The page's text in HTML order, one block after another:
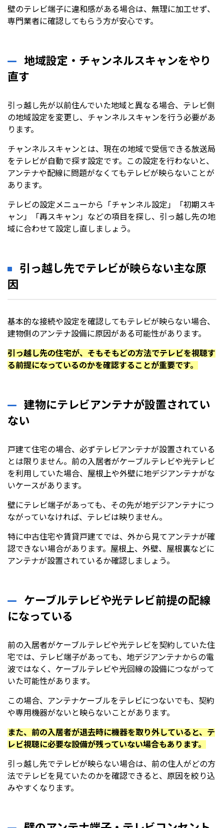
壁のテレビ端子に違和感がある場合は、無理に加工せず、
専門業者に確認してもらう方が安心です。
地域設定・チャンネルスキャンをやり
直す
引っ越し先が以前住んでいた地域と異なる場合、テレビ側
の地域設定を変更し、チャンネルスキャンを行う必要があ
ります。
チャンネルスキャンとは、現在の地域で受信できる放送局
をテレビが自動で探す設定です。この設定を行わないと、
アンテナや配線に問題がなくてもテレビが映らないことが
あります。
テレビの設定メニューから「チャンネル設定」「初期スキ
ャン」「再スキャン」などの項目を探し、引っ越し先の地
域に合わせて設定し直しましょう。
引っ越し先でテレビが映らない主な原
因
基本的な接続や設定を確認してもテレビが映らない場合、
建物側のアンテナ設備に原因がある可能性があります。
引っ越し先の住宅が、そもそもどの方法でテレビを視聴す
る前提になっているのかを確認することが重要です。
建物にテレビアンテナが設置されてい
ない
戸建て住宅の場合、必ずテレビアンテナが設置されている
とは限りません。前の入居者がケーブルテレビや光テレビ
を利用していた場合、屋根上や外壁に地デジアンテナがな
いケースがあります。
壁にテレビ端子があっても、その先が地デジアンテナにつ
ながっていなければ、テレビは映りません。
特に中古住宅や賃貸戸建てでは、外から見てアンテナが確
認できない場合があります。屋根上、外壁、屋根裏などに
アンテナが設置されているか確認しましょう。
ケーブルテレビや光テレビ前提の配線
になっている
前の入居者がケーブルテレビや光テレビを契約していた住
宅では、テレビ端子があっても、地デジアンテナからの電
波ではなく、ケーブルテレビや光回線の設備につながって
いた可能性があります。
この場合、アンテナケーブルをテレビにつないでも、契約
や専用機器がないと映らないことがあります。
また、前の入居者が退去時に機器を取り外していると、テ
レビ視聴に必要な設備が残っていない場合もあります。
引っ越し先でテレビが映らない場合は、前の住人がどの方
法でテレビを見ていたのかを確認できると、原因を絞り込
みやすくなります。